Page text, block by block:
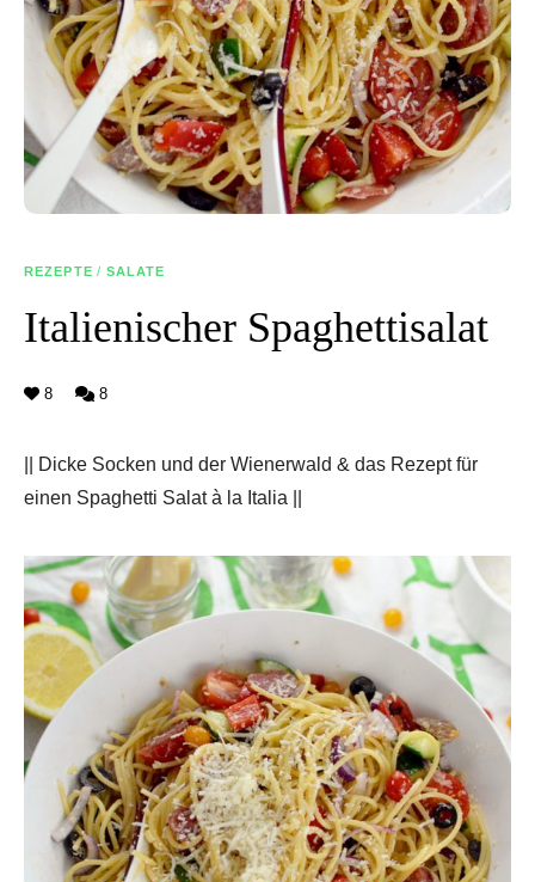
REZEPTE / SALATE
Italienischer Spaghettisalat
8 8
|| Dicke Socken und der Wienerwald & das Rezept für
einen Spaghetti Salat à la Italia ||